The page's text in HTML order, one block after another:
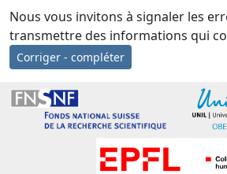
Nous vous invitons à signaler les
transmettre des informations qui
Corriger - compléter